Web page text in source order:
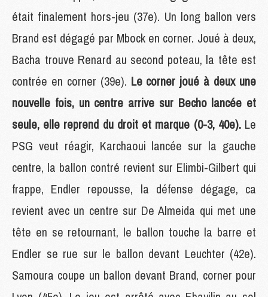
était finalement hors-jeu (37e). Un long ballon vers
Brand est dégagé par Mbock en corner. Joué à deux,
Bacha trouve Renard au second poteau, la tête est
contrée en corner (39e). Le corner joué à deux une
nouvelle fois, un centre arrive sur Becho lancée et
seule, elle reprend du droit et marque (0-3, 40e).Le
PSG veut réagir, Karchaoui lancée sur la gauche
centre, la ballon contré revient sur Elimbi-Gilbert qui
frappe, Endler repousse, la défense dégage, ca
revient avec un centre sur De Almeida qui met une
tête en se retournant, le ballon touche la barre et
Endler se rue sur le ballon devant Leuchter (42e).
Samoura coupe un ballon devant Brand, corner pour